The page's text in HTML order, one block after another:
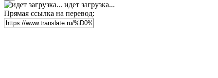
идет загрузка...
Прямая ссылка на перевод: